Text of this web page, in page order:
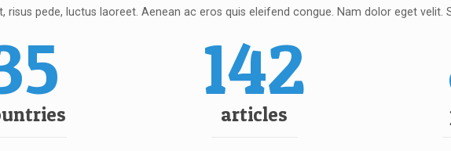
risus pede, luctus laoreet. Aenean ac eros quis eleifend congue. Nam dolor eget velit.
142
articles